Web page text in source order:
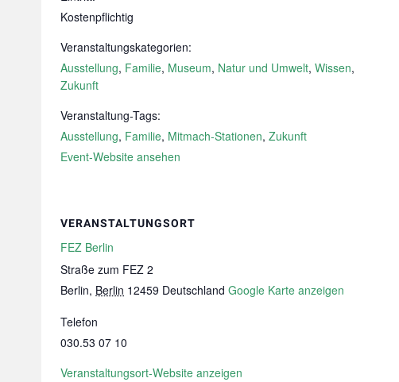
Kostenpflichtig
Veranstaltungskategorien:
Ausstellung, Familie, Museum, Natur und Umwelt, Wissen,
Zukunft
Veranstaltung-Tags:
Ausstellung, Familie, Mitmach-Stationen, Zukunft
Event-Website ansehen
VERANSTALTUNGSORT
FEZ Berlin
Straße zum FEZ 2
Berlin, Berlin 12459 Deutschland Google Karte anzeigen
Telefon
030.53 07 10
Veranstaltungsort-Website anzeigen